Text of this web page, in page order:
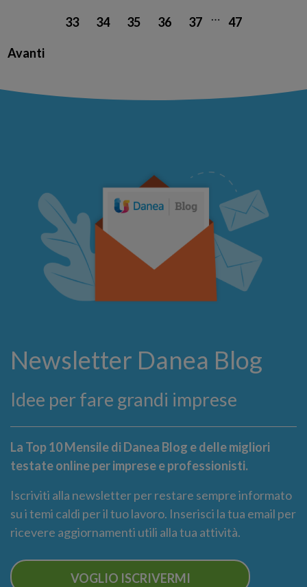
33 34 35 36 37 … 47
Avanti
Newsletter Danea Blog
Idee per fare grandi imprese
La Top 10 Mensile di Danea Blog e delle migliori
testate online per imprese e professionisti.
Iscriviti alla newsletter per restare sempre informato
su i temi caldi per il tuo lavoro. Inserisci la tua email per
ricevere aggiornamenti utili alla tua attività.
VOGLIO ISCRIVERMI